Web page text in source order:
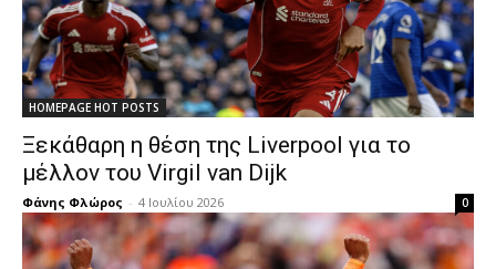
HOMEPAGE HOT POSTS
Ξεκάθαρη η θέση της Liverpool για το
μέλλον του Virgil van Dijk
Φάνης Φλώρος - 4 Ιουλίου 2026 0